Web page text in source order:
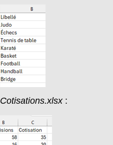
Cotisations.xlsx :